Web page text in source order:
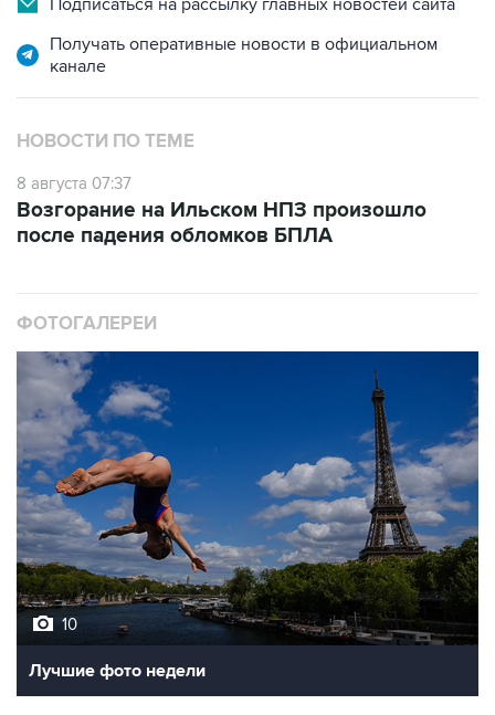
НОВОСТИ ПО ТЕМЕ
8 августа 07:37
после падения обломков БПЛА
10
Лучшие фото недели